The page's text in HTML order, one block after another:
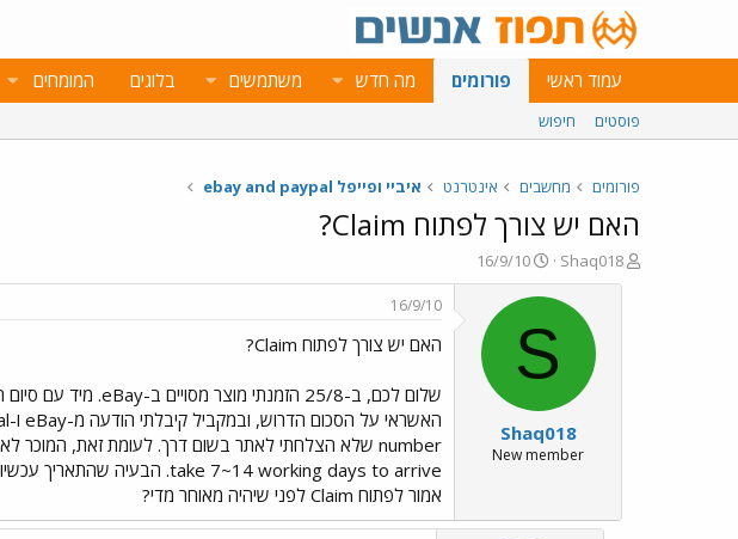
עמוד ראשי פורומים מה חדש משתמשים בלוגים המומחים
פוסטים חיפוש
פורומים מחשבים אינטרנט איביי ופייפל ebay and paypal
האם יש צורך לפתוח Claim?
פ
ו
Shaq018
פ
ו
ר
ס
ם
ב
א
ר
י
16/9/10
S
Shaq018
New member
16/9/10
האם יש צורך לפתוח Claim?
אמור לפתוח Claim לפני שיהיה מאוחר מדי?